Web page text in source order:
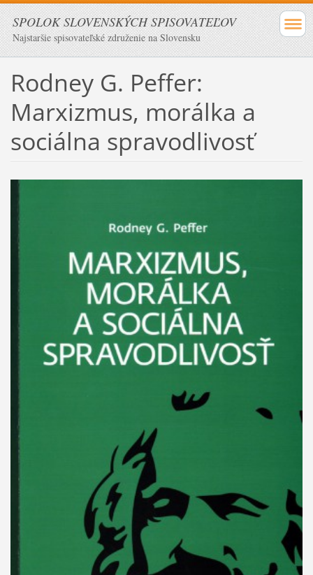
SPOLOK SLOVENSKÝCH SPISOVATEĽOV
Najstaršie spisovateľské združenie na Slovensku
Rodney G. Peffer:
Marxizmus, morálka a
sociálna spravodlivosť